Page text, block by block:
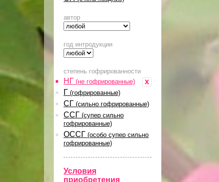
автор
год интродукции
степень гофрированности
x
НГ (не гофрированные)
Г (гофрированные)
СГ (сильно гофрированные)
ССГ (супер сильно
гофрированные)
ОССГ (особо супер сильно
гофрированные)
Условия
приобретения